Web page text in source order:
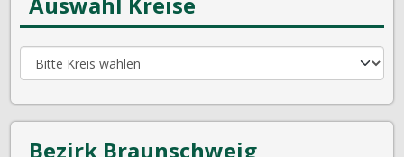
Bezirk Braunschweig